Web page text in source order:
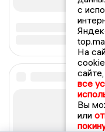
с
На
все
Вы
или